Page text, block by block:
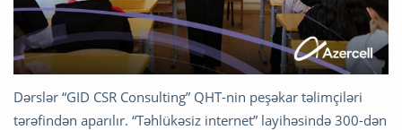
Dərslər “GID CSR Consulting” QHT-nin peşəkar təlimçiləri
tərəfindən aparılır. “Təhlükəsiz internet” layihəsində 300-dən